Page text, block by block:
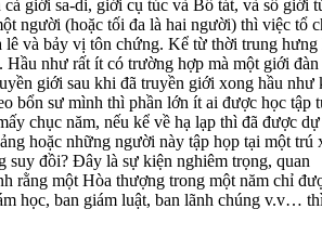
giới sa-di, giới cụ túc và Bồ tát, và số giới
người (hoặc tối đa là hai người) thì việc tổ
và bảy vị tôn chứng. Kể từ thời trung hưng
như rất ít có trường hợp mà một giới
giới sau khi đã truyền giới xong hầu như
bổn sư mình thì phần lớn ít ai được học tập
chục năm, nếu kể về hạ lạp thì đã được
hoặc những người này tập họp tại một trú
suy đồi? Đây là sự kiện nghiêm trọng, quan
rằng một Hòa thượng trong một năm chỉ
học, ban giám luật, ban lãnh chúng v.v…